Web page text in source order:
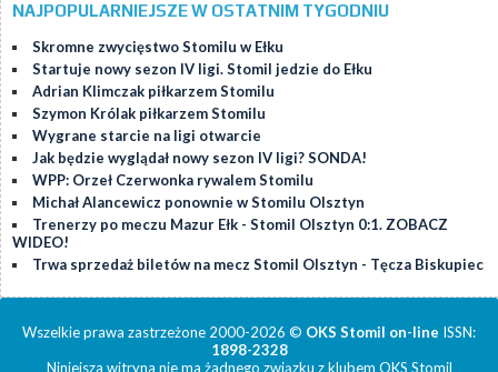
NAJPOPULARNIEJSZE W OSTATNIM TYGODNIU
Skromne zwycięstwo Stomilu w Ełku
Startuje nowy sezon IV ligi. Stomil jedzie do Ełku
Adrian Klimczak piłkarzem Stomilu
Szymon Królak piłkarzem Stomilu
Wygrane starcie na ligi otwarcie
Jak będzie wyglądał nowy sezon IV ligi? SONDA!
WPP: Orzeł Czerwonka rywalem Stomilu
Michał Alancewicz ponownie w Stomilu Olsztyn
Trenerzy po meczu Mazur Ełk - Stomil Olsztyn 0:1. ZOBACZ
WIDEO!
Trwa sprzedaż biletów na mecz Stomil Olsztyn - Tęcza Biskupiec
Wszelkie prawa zastrzeżone 2000-2026 © OKS Stomil on-line ISSN:
1898-2328
Niniejsza witryna nie ma żadnego związku z klubem OKS Stomil